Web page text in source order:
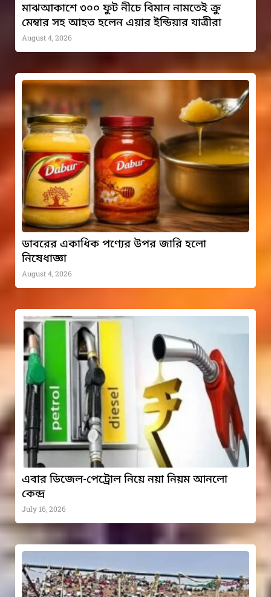
মাঝআকাশে ৩০০ ফুট নীচে বিমান নামতেই ক্রু
মেম্বার সহ আহত হলেন এয়ার ইন্ডিয়ার যাত্রীরা
August 4, 2026
ডাবরের একাধিক পণ্যের উপর জারি হলো
নিষেধাজ্ঞা
August 4, 2026
এবার ডিজেল-পেট্রোল নিয়ে নয়া নিয়ম আনলো
কেন্দ্র
July 16, 2026